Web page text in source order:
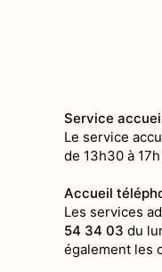
Service
Le service
de 13h30 à
Accueil
Les services
54 34 03 du
également les